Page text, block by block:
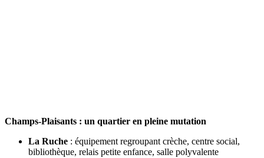
Champs-Plaisants : un quartier en pleine mutation
La Ruche : équipement regroupant crèche, centre social,
bibliothèque, relais petite enfance, salle polyvalente